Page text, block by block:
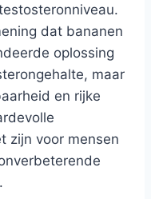
dat bananen
oplossing
maar
en rijke
zijn voor mensen